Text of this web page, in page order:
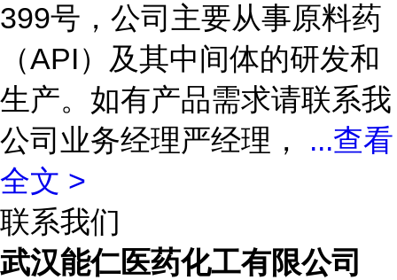
399号，公司主要从事原料药
（API）及其中间体的研发和
生产。如有产品需求请联系我
公司业务经理严经理， ...查看
全文 >
联系我们
武汉能仁医药化工有限公司